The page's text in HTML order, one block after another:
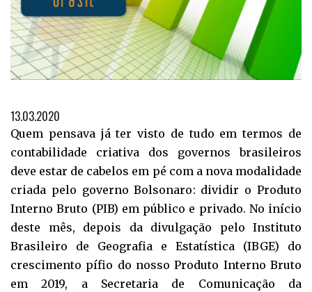
13.03.2020
Quem pensava já ter visto de tudo em termos de
contabilidade criativa dos governos brasileiros
deve estar de cabelos em pé com a nova modalidade
criada pelo governo Bolsonaro: dividir o Produto
Interno Bruto (PIB) em público e privado. No início
deste mês, depois da divulgação pelo Instituto
Brasileiro de Geografia e Estatística (IBGE) do
crescimento pífio do nosso Produto Interno Bruto
em 2019, a Secretaria de Comunicação da